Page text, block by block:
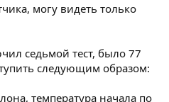
могу видеть только
седьмой тест, было 77
следующим образом:
температура начала по